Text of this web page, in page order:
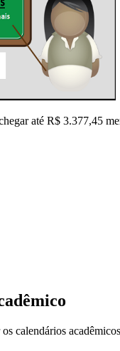
até R$ 3.377,45
calendários